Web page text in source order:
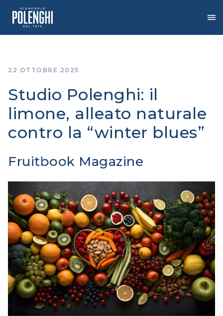
contenuto
22 OTTOBRE 2025
Studio Polenghi: il
limone, alleato naturale
contro la “winter blues”
Fruitbook Magazine